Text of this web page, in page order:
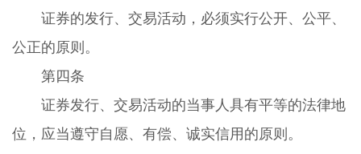
证券的发行、交易活动，必须实行公开、公平、
公正的原则。
第四条
证券发行、交易活动的当事人具有平等的法律地
位，应当遵守自愿、有偿、诚实信用的原则。